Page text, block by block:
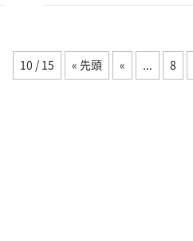
10 / 15 « 先頭 « 8